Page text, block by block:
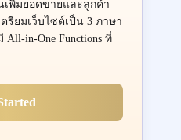
เพิ่มยอดขายและลูกค้า
ยมเว็บไซต์เป็น 3 ภาษา
in-One Functions ที่